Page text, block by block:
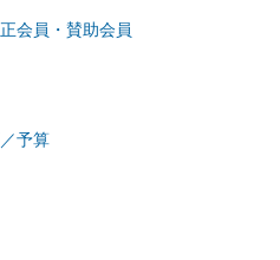
会員・賛助会員
予算